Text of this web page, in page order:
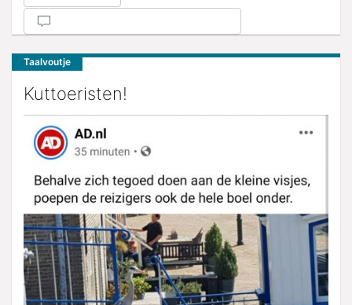
Taalvoutje
Kuttoeristen!